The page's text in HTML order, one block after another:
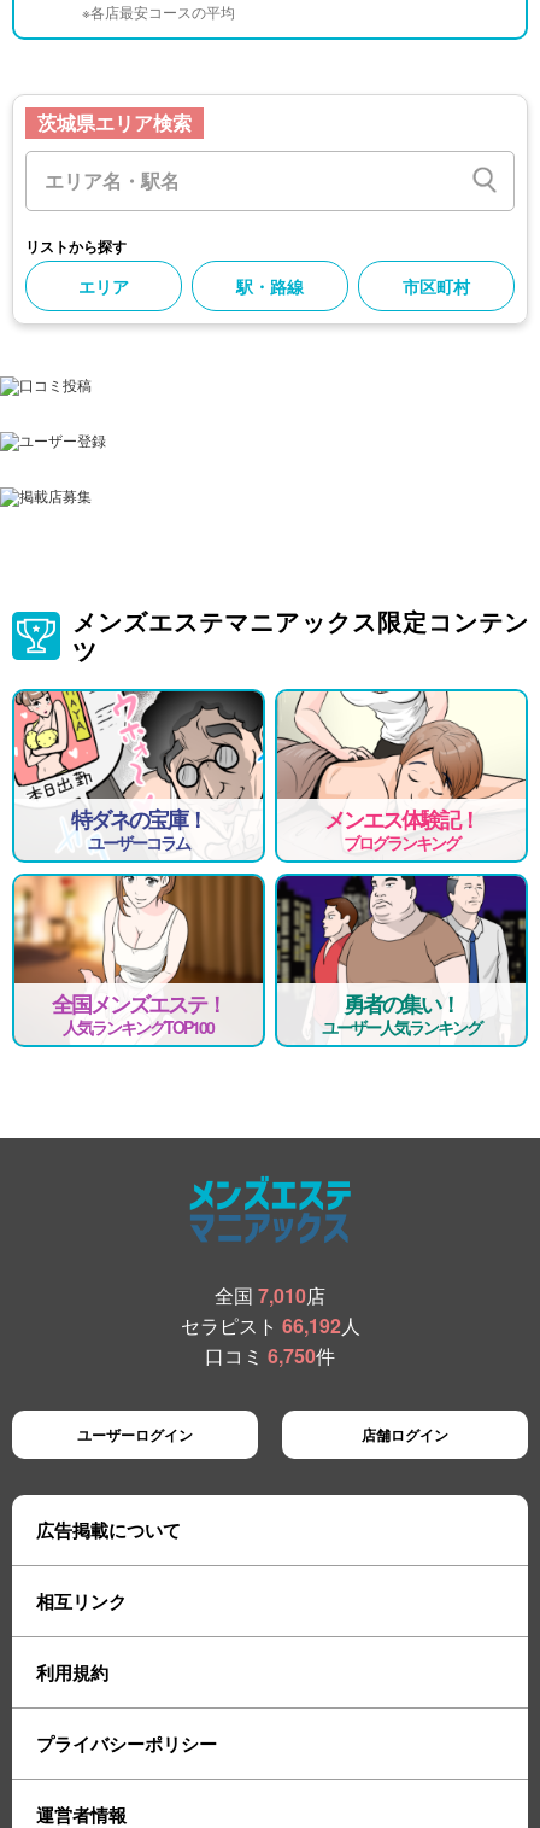
※各店最安コースの平均
茨城県エリア検索
リストから探す
エリア 駅・路線 市区町村
メンズエステマニアックス限定コンテン
ツ
特ダネの宝庫！
ユーザーコラム
メンエス体験記！
ブログランキング
全国メンズエステ！
人気ランキングTOP100
勇者の集い！
ユーザー人気ランキング
全国 7,010店
セラピスト 66,192人
口コミ 6,750件
ユーザーログイン 店舗ログイン
広告掲載について
相互リンク
利用規約
プライバシーポリシー
運営者情報